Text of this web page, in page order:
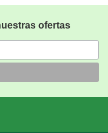
ofertas